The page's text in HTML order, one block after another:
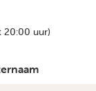
20:00 uur)